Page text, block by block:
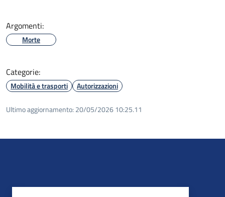
Argomenti:
Morte
Categorie:
Mobilità e trasporti Autorizzazioni
Ultimo aggiornamento: 20/05/2026 10:25.11